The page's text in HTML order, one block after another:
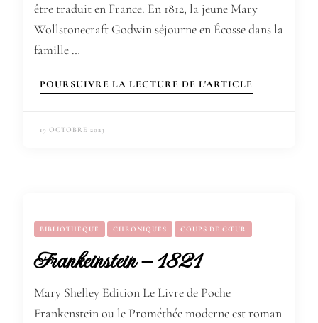
être traduit en France. En 1812, la jeune Mary
Wollstonecraft Godwin séjourne en Écosse dans la
famille …
POURSUIVRE LA LECTURE DE L'ARTICLE
19 OCTOBRE 2023
BIBLIOTHÈQUE CHRONIQUES COUPS DE CŒUR
Frankeinstein – 1821
Mary Shelley Edition Le Livre de Poche
Frankenstein ou le Prométhée moderne est roman